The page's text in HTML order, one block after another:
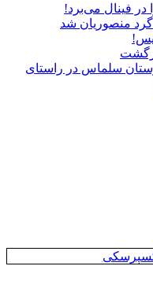
در فینال می‌برد!
منصوریان شد
سلماس در راستای